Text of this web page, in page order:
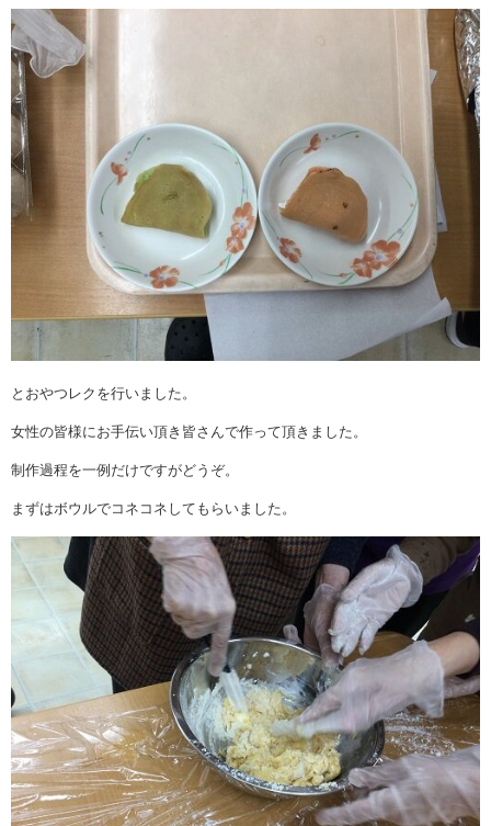
とおやつレクを行いました。
女性の皆様にお手伝い頂き皆さんで作って頂きました。
制作過程を一例だけですがどうぞ。
まずはボウルでコネコネしてもらいました。